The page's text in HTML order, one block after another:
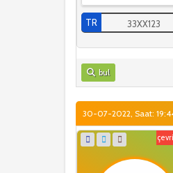
TR 33XX123
bul
30-07-2022, Saat: